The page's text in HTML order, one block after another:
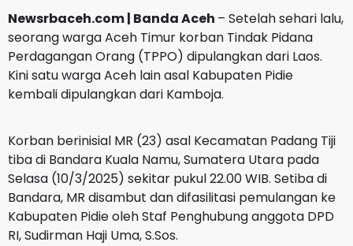
Newsrbaceh.com | Banda Aceh – Setelah sehari lalu,
seorang warga Aceh Timur korban Tindak Pidana
Perdagangan Orang (TPPO) dipulangkan dari Laos.
Kini satu warga Aceh lain asal Kabupaten Pidie
kembali dipulangkan dari Kamboja.
Korban berinisial MR (23) asal Kecamatan Padang Tiji
tiba di Bandara Kuala Namu, Sumatera Utara pada
Selasa (10/3/2025) sekitar pukul 22.00 WIB. Setiba di
Bandara, MR disambut dan difasilitasi pemulangan ke
Kabupaten Pidie oleh Staf Penghubung anggota DPD
RI, Sudirman Haji Uma, S.Sos.